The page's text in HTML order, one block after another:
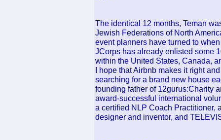
The identical 12 months, Teman
Jewish Federations of North
event planners have turned to
JCorps has already enlisted some
within the United States, Canada,
I hope that Airbnb makes it right
searching for a brand new house
founding father of 12gurus:Charity
award-successful international
a certified NLP Coach Practitioner,
designer and inventor, and